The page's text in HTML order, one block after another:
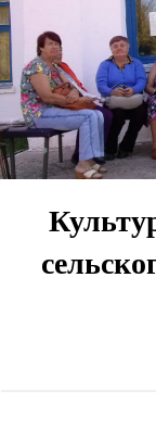
Перейти
к
содержимому